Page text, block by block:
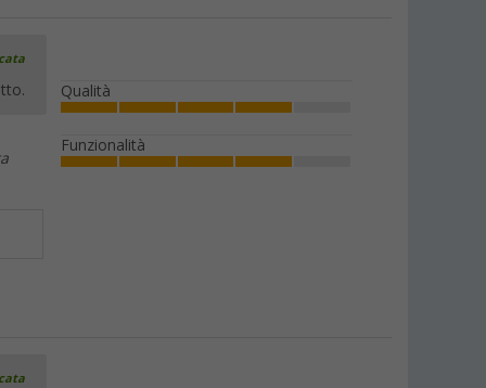
Qualità
Funzionalità